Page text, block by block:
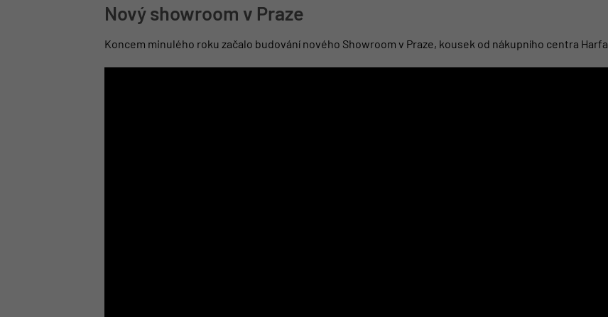
Nový showroom v Praze
Koncem minulého roku začalo budování nového Showroom v Praze, kousek od nákupního centra Harfa.